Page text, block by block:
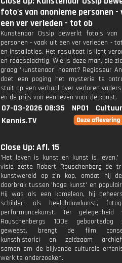
foto's van anonieme personen -
een ver verleden - tot ob
Kunstenaar Ossip bewerkt foto's van
personen - vaak uit een ver verleden -
en installaties. Het resultaat is licht
en raadselachtig. Wie is deze man, die
graag 'kunstenaar' noemt? Regisseur
doet een poging het mysterie te
stuit op een verhaal over verloren
en de prijs van een leven voor de kunst.
07-03-2026 08:35 NPO1
Kennis.TV
Close Up: Afl. 15
'Het leven is kunst en kunst is leven.'
visie zette Robert Rauschenberg de
kunstwereld op z'n kop, omdat hij
doorbrak tussen 'hoge kunst' en
Hij was als een kameleon, hij
schilder- als beeldhouwkunst,
performancekunst. Ter
Rauschenbergs 100e
geweest, brengt de film
kunsthistorici en zeldzaam
samen om de blijvende culturele
werk te onderzoeken.